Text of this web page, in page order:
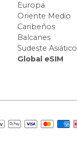
Europa
Oriente Medio
Caribeños
Balcanes
Sudeste Asiático
Global eSIM